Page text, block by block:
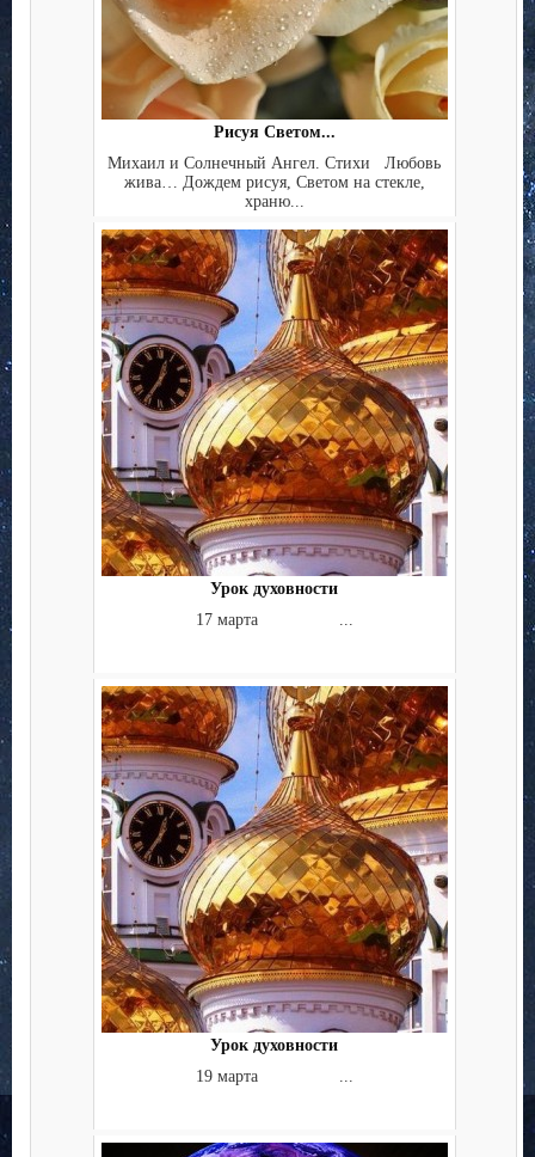
Рисуя Светом...
Михаил и Солнечный Ангел. Стихи Любовь
жива… Дождем рисуя, Светом на стекле,
храню...
Урок духовности
17 марта ...
Урок духовности
19 марта ...